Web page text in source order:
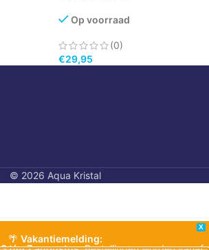
Op voorraad
(0)
€29,95
© 2026 Aqua Kristal
X
🌴 Vakantiemelding: